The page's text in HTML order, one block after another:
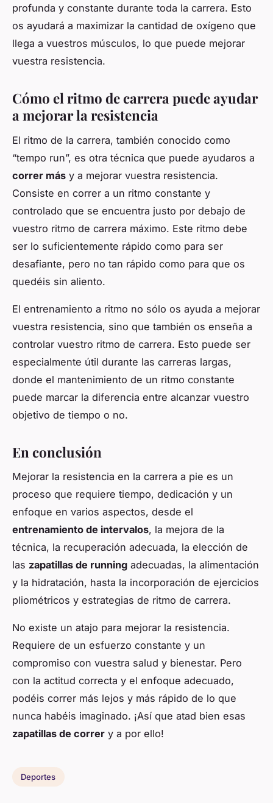
profunda y constante durante toda la carrera. Esto
os ayudará a maximizar la cantidad de oxígeno que
llega a vuestros músculos, lo que puede mejorar
vuestra resistencia.
Cómo el ritmo de carrera puede ayudar
a mejorar la resistencia
El ritmo de la carrera, también conocido como
“tempo run”, es otra técnica que puede ayudaros a
correr más y a mejorar vuestra resistencia.
Consiste en correr a un ritmo constante y
controlado que se encuentra justo por debajo de
vuestro ritmo de carrera máximo. Este ritmo debe
ser lo suficientemente rápido como para ser
desafiante, pero no tan rápido como para que os
quedéis sin aliento.
El entrenamiento a ritmo no sólo os ayuda a mejorar
vuestra resistencia, sino que también os enseña a
controlar vuestro ritmo de carrera. Esto puede ser
especialmente útil durante las carreras largas,
donde el mantenimiento de un ritmo constante
puede marcar la diferencia entre alcanzar vuestro
objetivo de tiempo o no.
En conclusión
Mejorar la resistencia en la carrera a pie es un
proceso que requiere tiempo, dedicación y un
enfoque en varios aspectos, desde el
entrenamiento de intervalos, la mejora de la
técnica, la recuperación adecuada, la elección de
las zapatillas de running adecuadas, la alimentación
y la hidratación, hasta la incorporación de ejercicios
pliométricos y estrategias de ritmo de carrera.
No existe un atajo para mejorar la resistencia.
Requiere de un esfuerzo constante y un
compromiso con vuestra salud y bienestar. Pero
con la actitud correcta y el enfoque adecuado,
podéis correr más lejos y más rápido de lo que
nunca habéis imaginado. ¡Así que atad bien esas
zapatillas de correr y a por ello!
Deportes